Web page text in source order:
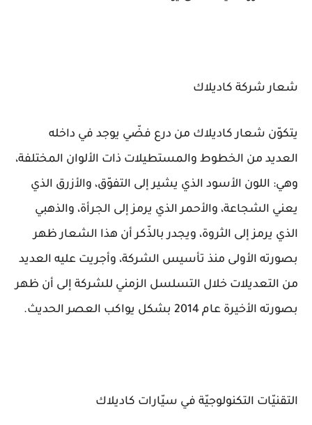
شعار شركة كاديلاك
يتكوّن شعار كاديلاك من درع فضّي يوجد في داخله
العديد من الخطوط والمستطيلات ذات الألوان المختلفة،
وهي: اللون الأسود الذي يشير إلى التفوّق، والأزرق الذي
يعني الشجاعة، والأحمر الذي يرمز إلى الجرأة، والذهبي
الذي يرمز إلى الثروة، ويجدر بالذّكر أن هذا الشعار ظهر
بصورته الأولى منذ تأسيس الشركة، وأجريت عليه العديد
من التعديلات خلال التسلسل الزمني للشركة إلى أن ظهر
بصورته الأخيرة عام 2014 بشكل يواكب العصر الحديث.
التقنيّات التكنولوجيّة في سيّارات كاديلاك